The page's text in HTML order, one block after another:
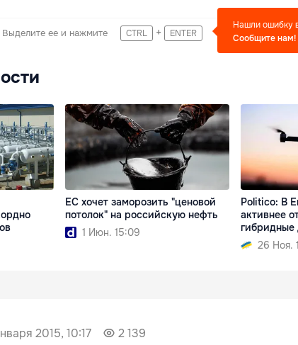
Выделите ее и нажмите CTRL + ENTER
Нашли ошибку
Сообщите нам!
ЕС хочет заморозить "ценовой
потолок" на российскую нефть
1 Июн. 15:09
Politico: В
активнее
26 Ноя.
2015, 10:17 2 139